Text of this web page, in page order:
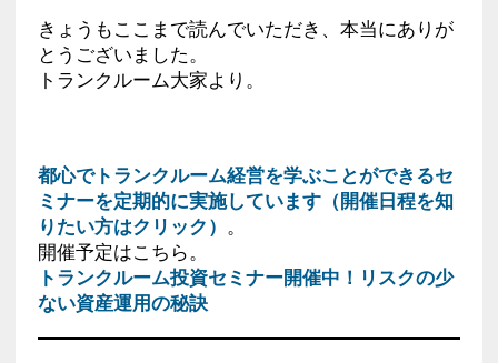
きょうもここまで読んでいただき、本当にありが
とうございました。
トランクルーム大家より。
都心でトランクルーム経営を学ぶことができるセ
ミナーを定期的に実施しています（開催日程を知
りたい方はクリック） 。
開催予定はこちら。
トランクルーム投資セミナー開催中！リスクの少
ない資産運用の秘訣